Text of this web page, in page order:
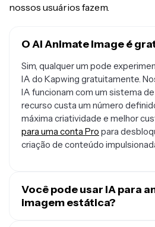
nossos usuários fazem.
O AI Animate Image é
Sim, qualquer um pode
IA do Kapwing gratuitamente.
IA funcionam com um sistema
recurso custa um número
máxima criatividade e melhor
para uma conta Pro para
criação de conteúdo
Você pode usar IA para
imagem estática?